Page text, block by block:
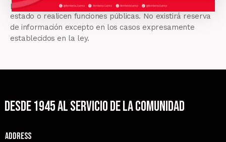
públicas o en las privadas que manejen fondos del
estado o realicen funciones públicas. No existirá reserva
de información excepto en los casos expresamente
establecidos en la ley.
Desde 1945 al servicio de la comunidad
Address